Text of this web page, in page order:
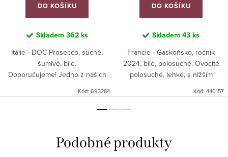
DO KOŠÍKU
Skladem 362 ks
Itálie - DOC Prosecco, suché,
šumivé, bílé.
Doporučujeme! Jedno z našich
Kód: 693284
DO KOŠÍKU
Skladem 43 ks
Francie - Gaskoňsko, ročník
2024, bílé, polosuché. Ovocité
polosuché, lehké, s nižším
Kód: 440157